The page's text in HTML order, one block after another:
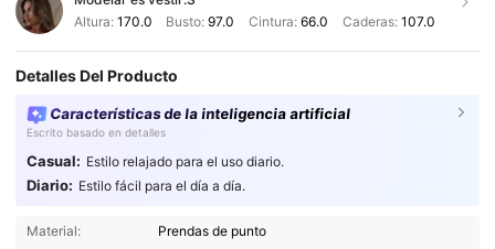
Altura: 170.0 Busto:97.0 Cintura: 66.0 Caderas: 107.0
Detalles Del Producto
Características de la inteligencia artificial
Escrito basado en detalles
Casual: Estilo relajado para el uso diario.
Diario: Estilo fácil para el día a día.
Material:
Prendas de punto